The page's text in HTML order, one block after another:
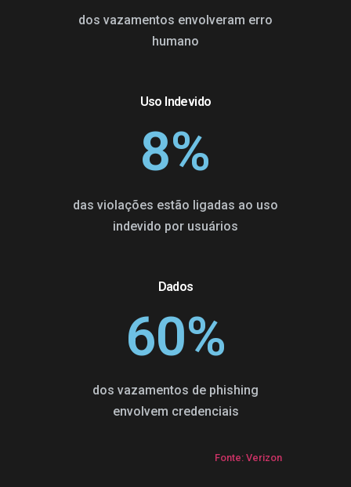
dos vazamentos envolveram erro
humano
Uso Indevido
8%
das violações estão ligadas ao uso
indevido por usuários
Dados
60%
dos vazamentos de phishing
envolvem credenciais
Fonte: Verizon